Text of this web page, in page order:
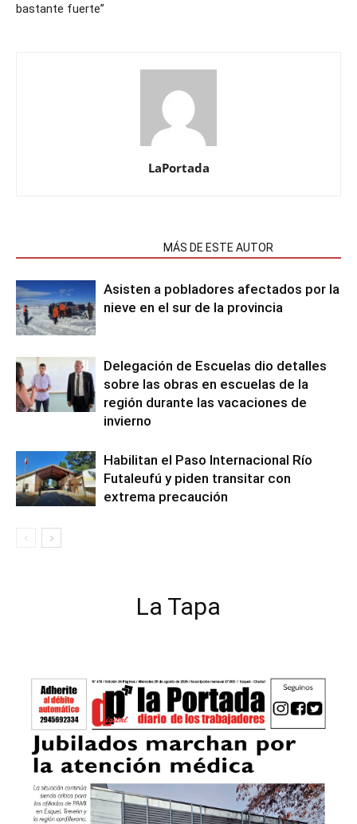
bastante fuerte”
LaPortada
MÁS DE ESTE AUTOR
Asisten a pobladores afectados por la
nieve en el sur de la provincia
Delegación de Escuelas dio detalles
sobre las obras en escuelas de la
región durante las vacaciones de
invierno
Habilitan el Paso Internacional Río
Futaleufú y piden transitar con
extrema precaución
La Tapa